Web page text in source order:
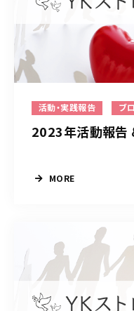
活動・実践報告 ブ
2023年活動報告
MORE